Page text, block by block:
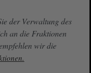
der Verwaltung des
an die Fraktionen
wir die